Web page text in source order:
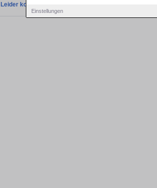
Einstellungen
Leider konnten wir derzeit keine passenden Objekte